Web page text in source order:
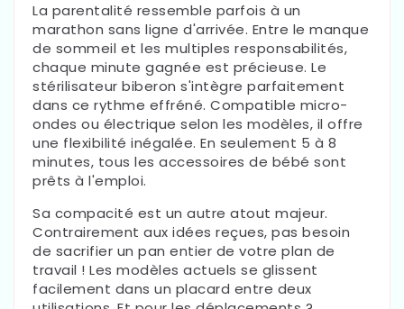
La parentalité ressemble parfois à un
marathon sans ligne d'arrivée. Entre le manque
de sommeil et les multiples responsabilités,
chaque minute gagnée est précieuse. Le
stérilisateur biberon s'intègre parfaitement
dans ce rythme effréné. Compatible micro-
ondes ou électrique selon les modèles, il offre
une flexibilité inégalée. En seulement 5 à 8
minutes, tous les accessoires de bébé sont
prêts à l'emploi.
Sa compacité est un autre atout majeur.
Contrairement aux idées reçues, pas besoin
de sacrifier un pan entier de votre plan de
travail ! Les modèles actuels se glissent
facilement dans un placard entre deux